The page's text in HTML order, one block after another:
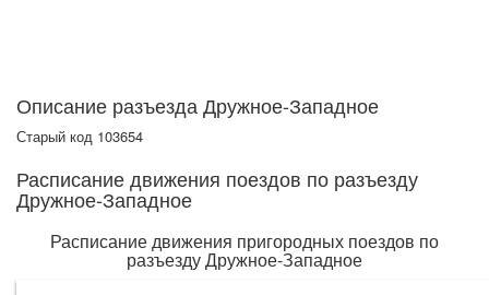
Описание разъезда Дружное-Западное
Старый код 103654
Расписание движения поездов по разъезду
Дружное-Западное
Расписание движения пригородных поездов по
разъезду Дружное-Западное